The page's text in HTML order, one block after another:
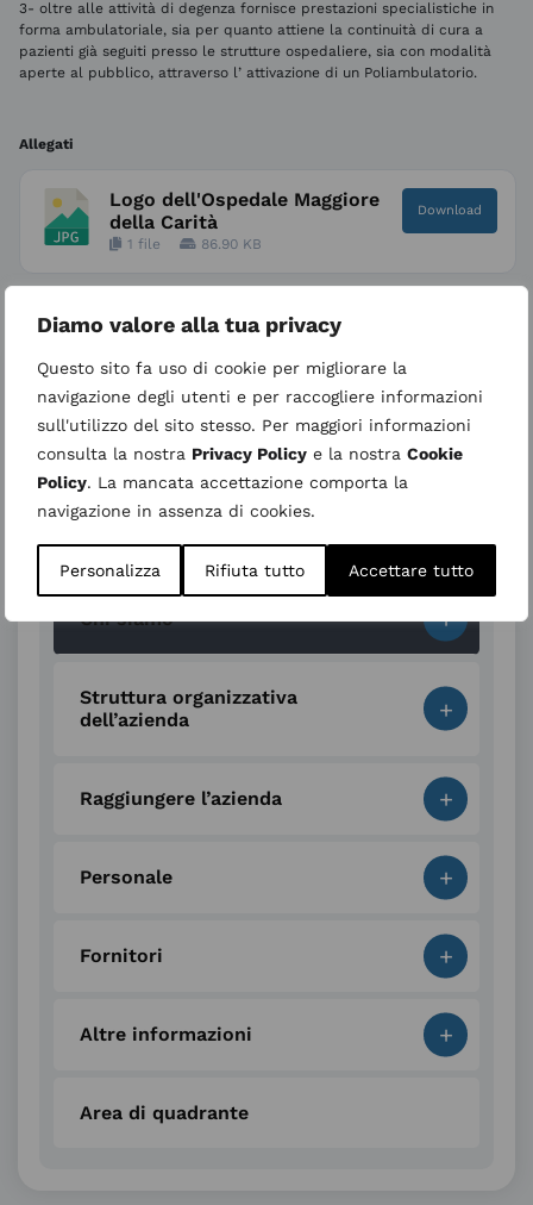
Diamo valore alla tua privacy
Questo sito fa uso di cookie per migliorare la
navigazione degli utenti e per raccogliere informazioni
sull'utilizzo del sito stesso. Per maggiori informazioni
consulta la nostra Privacy Policy e la nostra Cookie
Policy. La mancata accettazione comporta la
navigazione in assenza di cookies.
Personalizza Rifiuta tutto Accettare tutto
3- oltre alle attività di degenza fornisce prestazioni specialistiche in
forma ambulatoriale, sia per quanto attiene la continuità di cura a
pazienti già seguiti presso le strutture ospedaliere, sia con modalità
aperte al pubblico, attraverso l’ attivazione di un Poliambulatorio.
Allegati
Logo dell'Ospedale Maggiore
della Carità
1 file 86.90 KB
Download
Cerca
Nuova “Città della salute e della
scienza di Novara”
+
Chi siamo
+
Struttura organizzativa
dell’azienda
+
Raggiungere l’azienda
+
Personale
+
Fornitori
+
Altre informazioni
Area di quadrante